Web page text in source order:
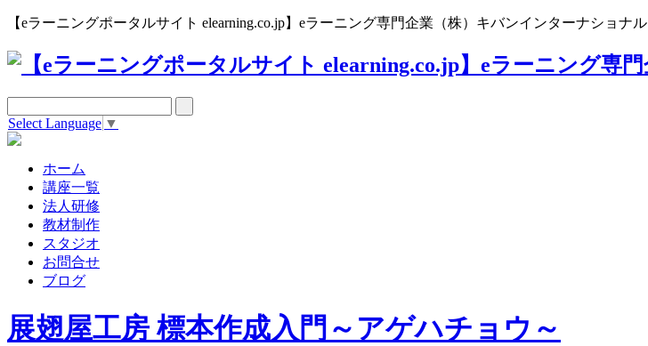
【eラーニングポータルサイト elearning.co.jp】eラーニング専門企業（株）キバンインターナショナル
Select Language ▼
ホーム
講座一覧
法人研修
教材制作
スタジオ
お問合せ
ブログ
展翅屋工房 標本作成入門～アゲハチョウ～